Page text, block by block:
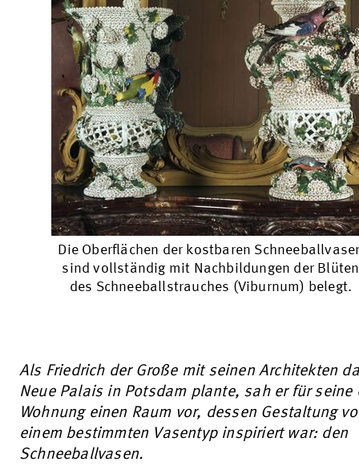
Die Oberflächen der kostbaren
sind vollständig mit Nachbildungen der Blüten
des Schneeballstrauches (Viburnum) belegt.
Als Friedrich der Große mit seinen Architekten
Neue Palais in Potsdam plante, sah er für seine
Wohnung einen Raum vor, dessen Gestaltung
einem bestimmten Vasentyp inspiriert war: den
Schneeballvasen.